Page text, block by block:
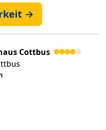
→
Cottbus